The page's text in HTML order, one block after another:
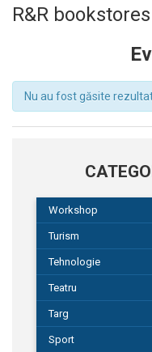
R&R
Nu au fost găsite
Workshop
Turism
Tehnologie
Teatru
Targ
Sport